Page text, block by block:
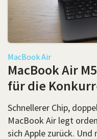
MacBook Air
MacBook Air
für die
Schnellerer Chip,
MacBook Air legt
sich Apple zurück.